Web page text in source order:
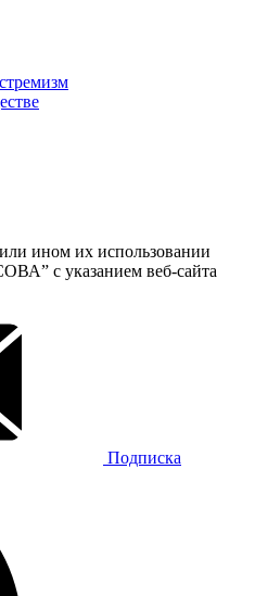
ином их использовании
с указанием веб-сайта
Подписка